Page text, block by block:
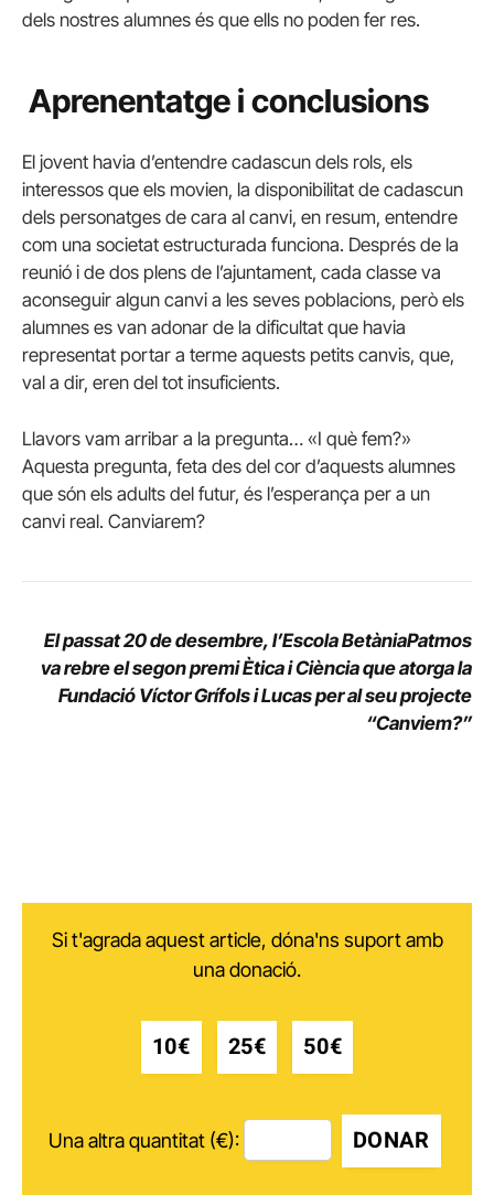
dels nostres alumnes és que ells no poden fer res.
Aprenentatge i conclusions
El jovent havia d’entendre cadascun dels rols, els
interessos que els movien, la disponibilitat de cadascun
dels personatges de cara al canvi, en resum, entendre
com una societat estructurada funciona. Després de la
reunió i de dos plens de l’ajuntament, cada classe va
aconseguir algun canvi a les seves poblacions, però els
alumnes es van adonar de la dificultat que havia
representat portar a terme aquests petits canvis, que,
val a dir, eren del tot insuficients.
Llavors vam arribar a la pregunta… «I què fem?»
Aquesta pregunta, feta des del cor d’aquests alumnes
que són els adults del futur, és l’esperança per a un
canvi real. Canviarem?
El passat 20 de desembre, l’Escola BetàniaPatmos
va rebre elsegon premi Ètica i Ciènciaque atorga la
Fundació Víctor Grífols i Lucasper al seu projecte
“Canviem?”
Si t'agrada aquest article, dóna'ns suport amb
una donació.
10€ 25€ 50€
Una altra quantitat (€): DONAR